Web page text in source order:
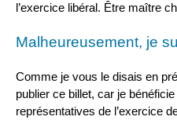
l’exercice libéral. Être maître
Malheureusement, je
Comme je vous le disais en
publier ce billet, car je
représentatives de l’exercice